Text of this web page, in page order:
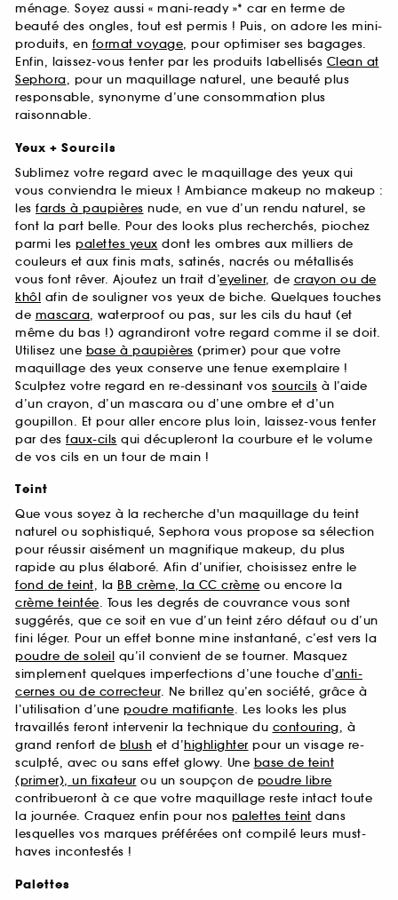
ménage. Soyez aussi « mani-ready »* car en terme de
beauté des ongles, tout est permis ! Puis, on adore les mini-
produits, en format voyage, pour optimiser ses bagages.
Enfin, laissez-vous tenter par les produits labellisés Clean at
Sephora, pour un maquillage naturel, une beauté plus
responsable, synonyme d’une consommation plus
raisonnable.
Yeux + Sourcils
Sublimez votre regard avec le maquillage des yeux qui
vous conviendra le mieux ! Ambiance makeup no makeup :
les fards à paupières nude, en vue d’un rendu naturel, se
font la part belle. Pour des looks plus recherchés, piochez
parmi les palettes yeux dont les ombres aux milliers de
couleurs et aux finis mats, satinés, nacrés ou métallisés
vous font rêver. Ajoutez un trait d’eyeliner, de crayon ou de
khôl afin de souligner vos yeux de biche. Quelques touches
de mascara, waterproof ou pas, sur les cils du haut (et
même du bas !) agrandiront votre regard comme il se doit.
Utilisez une base à paupières (primer) pour que votre
maquillage des yeux conserve une tenue exemplaire !
Sculptez votre regard en re-dessinant vos sourcils à l’aide
d’un crayon, d’un mascara ou d’une ombre et d’un
goupillon. Et pour aller encore plus loin, laissez-vous tenter
par des faux-cils qui décupleront la courbure et le volume
de vos cils en un tour de main !
Teint
Que vous soyez à la recherche d'un maquillage du teint
naturel ou sophistiqué, Sephora vous propose sa sélection
pour réussir aisément un magnifique makeup, du plus
rapide au plus élaboré. Afin d’unifier, choisissez entre le
fond de teint, la BB crème, la CC crème ou encore la
crème teintée. Tous les degrés de couvrance vous sont
suggérés, que ce soit en vue d’un teint zéro défaut ou d’un
fini léger. Pour un effet bonne mine instantané, c’est vers la
poudre de soleil qu’il convient de se tourner. Masquez
simplement quelques imperfections d’une touche d’anti-
cernes ou de correcteur. Ne brillez qu’en société, grâce à
l’utilisation d’une poudre matifiante. Les looks les plus
travaillés feront intervenir la technique du contouring, à
grand renfort de blush et d’highlighter pour un visage re-
sculpté, avec ou sans effet glowy. Une base de teint
(primer), un fixateur ou un soupçon de poudre libre
contribueront à ce que votre maquillage reste intact toute
la journée. Craquez enfin pour nos palettes teint dans
lesquelles vos marques préférées ont compilé leurs must-
haves incontestés !
Palettes